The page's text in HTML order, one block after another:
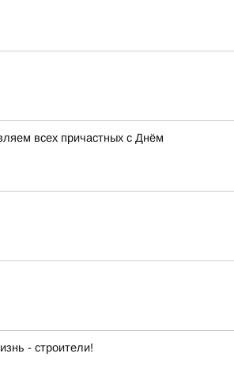
всех причастных с Днём
- строители!